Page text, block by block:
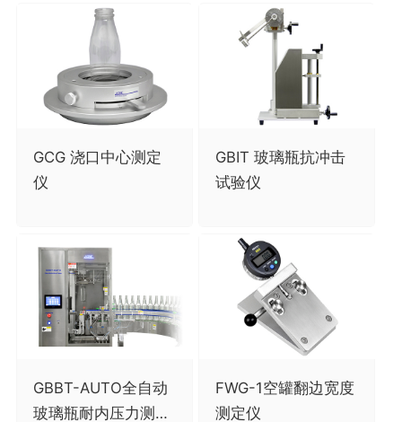
GCG 浇口中心测定
仪
GBIT 玻璃瓶抗冲击
试验仪
GBBT-AUTO全自动
玻璃瓶耐内压力测试
FWG-1空罐翻边宽度
测定仪